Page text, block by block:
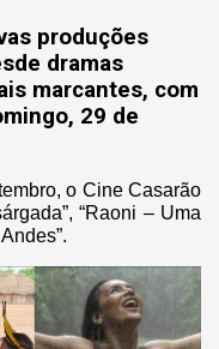
produções
dramas
marcantes, com
29 de
o Cine Casarão
“Raoni – Uma